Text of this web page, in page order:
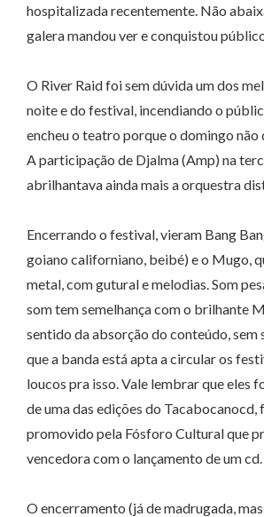
hospitalizada recentemente. Não
galera mandou ver e conquistou
O River Raid foi sem dúvida um dos
noite e do festival, incendiando o
encheu o teatro porque o domingo não
A participação de Djalma (Amp) na
abrilhantava ainda mais a orquestra
Encerrando o festival, vieram Bang
goiano californiano, beibé) e o Mugo,
metal, com gutural e melodias. Som
som tem semelhança com o brilhante
sentido da absorção do conteúdo, sem
que a banda está apta a circular os
loucos pra isso. Vale lembrar que eles
de uma das edições do Tacabocanocd,
promovido pela Fósforo Cultural que
vencedora com o lançamento de um cd.
O encerramento (já de madrugada,